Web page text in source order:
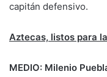
capitán defensivo.
Aztecas, listos para
MEDIO: Milenio